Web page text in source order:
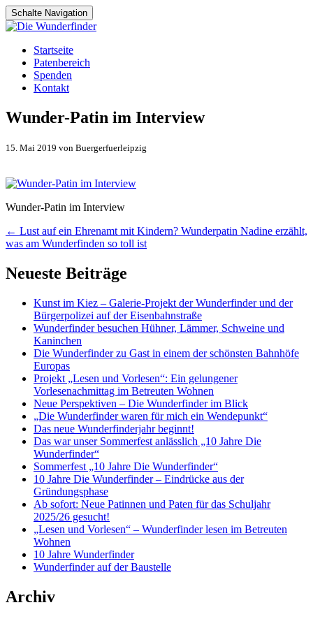
Schalte Navigation
Zum
Inhalt
springen
Startseite
Patenbereich
Spenden
Kontakt
Wunder-Patin im Interview
15. Mai 2019 von Buergerfuerleipzig
Wunder-Patin im Interview
Artikel-
Navigation
← Lust auf ein Ehrenamt mit Kindern? Wunderpatin Nadine erzählt,
was am Wunderfinden so toll ist
Neueste Beiträge
Kunst im Kiez – Galerie-Projekt der Wunderfinder und der
Bürgerpolizei auf der Eisenbahnstraße
Wunderfinder besuchen Hühner, Lämmer, Schweine und
Kaninchen
Die Wunderfinder zu Gast in einem der schönsten Bahnhöfe
Europas
Projekt „Lesen und Vorlesen“: Ein gelungener
Vorlesenachmittag im Betreuten Wohnen
Neue Perspektiven – Die Wunderfinder im Blick
„Die Wunderfinder waren für mich ein Wendepunkt“
Das neue Wunderfinderjahr beginnt!
Das war unser Sommerfest anlässlich „10 Jahre Die
Wunderfinder“
Sommerfest „10 Jahre Die Wunderfinder“
10 Jahre Die Wunderfinder – Eindrücke aus der
Gründungsphase
Ab sofort: Neue Patinnen und Paten für das Schuljahr
2025/26 gesucht!
„Lesen und Vorlesen“ – Wunderfinder lesen im Betreuten
Wohnen
10 Jahre Wunderfinder
Wunderfinder auf der Baustelle
Archiv